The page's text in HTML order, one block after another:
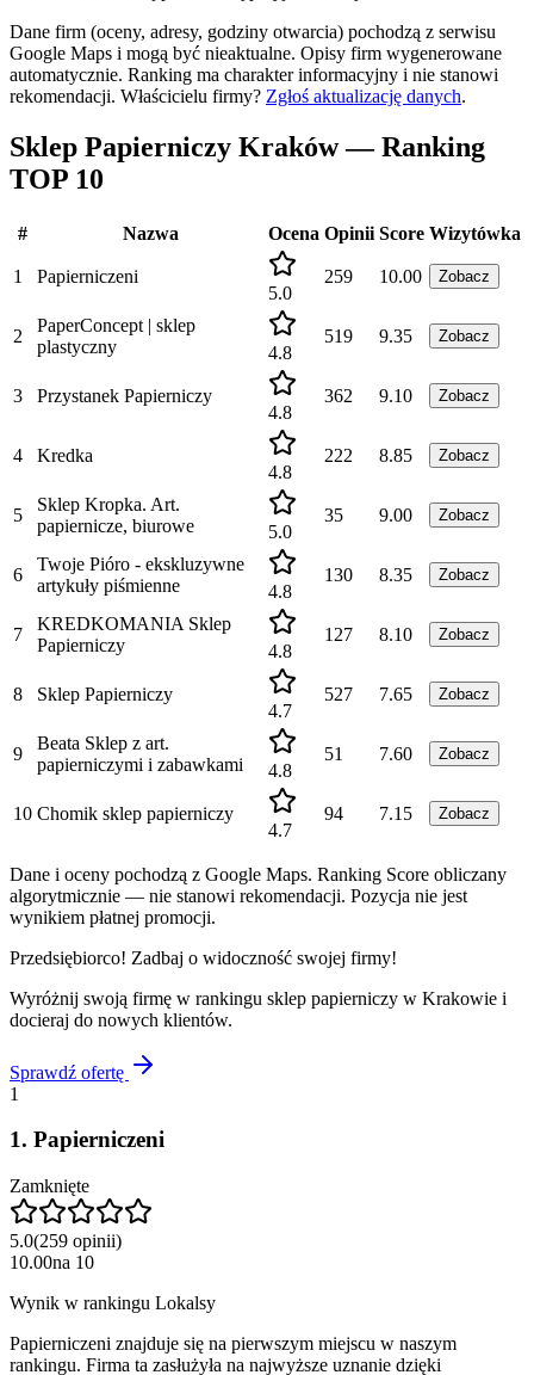
Dane firm (oceny, adresy, godziny otwarcia) pochodzą z serwisu
Google Maps i mogą być nieaktualne. Opisy firm wygenerowane
automatycznie. Ranking ma charakter informacyjny i nie stanowi
rekomendacji. Właścicielu firmy? Zgłoś aktualizację danych.
Sklep Papierniczy Kraków — Ranking
TOP 10
# Nazwa Ocena Opinii Score Wizytówka
1
Papierniczeni
5.0
259 10.00 Zobacz
2
PaperConcept | sklep
plastyczny
4.8
519 9.35 Zobacz
3
Przystanek Papierniczy
4.8
362 9.10 Zobacz
4
Kredka
4.8
222 8.85 Zobacz
5
Sklep Kropka. Art.
papiernicze, biurowe
5.0
35 9.00 Zobacz
6
Twoje Pióro - ekskluzywne
artykuły piśmienne
4.8
130 8.35 Zobacz
7
KREDKOMANIA Sklep
Papierniczy
4.8
127 8.10 Zobacz
8
Sklep Papierniczy
4.7
527 7.65 Zobacz
9
Beata Sklep z art.
papierniczymi i zabawkami
4.8
51 7.60 Zobacz
10 Chomik sklep papierniczy
4.7
94 7.15 Zobacz
Dane i oceny pochodzą z Google Maps. Ranking Score obliczany
algorytmicznie — nie stanowi rekomendacji. Pozycja nie jest
wynikiem płatnej promocji.
Przedsiębiorco! Zadbaj o widoczność swojej firmy!
Wyróżnij swoją firmę w rankingu sklep papierniczy w Krakowie i
docieraj do nowych klientów.
Sprawdź ofertę
1
1. Papierniczeni
Zamknięte
5.0(259 opinii)
10.00na 10
Wynik w rankingu Lokalsy
Papierniczeni znajduje się na pierwszym miejscu w naszym
rankingu. Firma ta zasłużyła na najwyższe uznanie dzięki